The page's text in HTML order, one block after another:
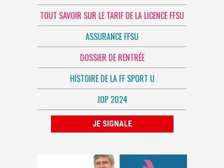
TOUT SAVOIR SUR LE TARIF DE LA LICENCE FFSU
ASSURANCE FFSU
DOSSIER DE RENTRÉE
HISTOIRE DE LA FF SPORT U
JOP 2024
JE SIGNALE